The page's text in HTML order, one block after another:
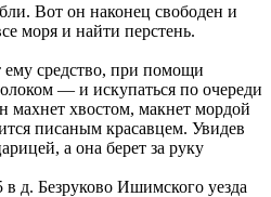
Вот он наконец свободен и
моря и найти перстень.
ему средство, при помощи
— и искупаться по очереди
махнет хвостом, макнет мордой
писаным красавцем. Увидев
а она берет за руку
д. Безруково Ишимского уезда